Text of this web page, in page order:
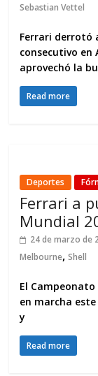
Sebastian Vettel
Ferrari derrotó
consecutivo en
aprovechó la
Read more
Deportes
Ferrari a
Mundial
24 de marzo de
Melbourne,Shell
El
en marcha
y
Read more